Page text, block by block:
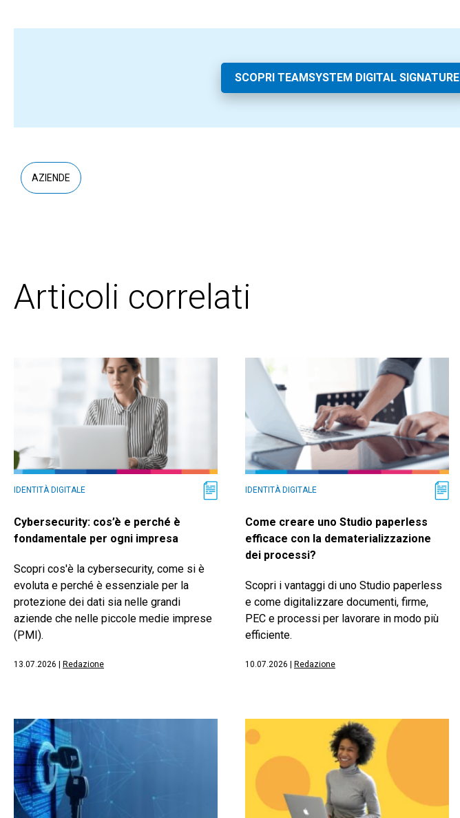
SCOPRI TEAMSYSTEM DIGITAL SIGNATURE
AZIENDE
Articoli correlati
IDENTITÀ DIGITALE
Cybersecurity: cos’è e perché è
fondamentale per ogni impresa
Scopri cos'è la cybersecurity, come si è
evoluta e perché è essenziale per la
protezione dei dati sia nelle grandi
aziende che nelle piccole medie imprese
(PMI).
13.07.2026 Redazione
IDENTITÀ DIGITALE
Come creare uno Studio paperless
efficace con la dematerializzazione
dei processi?
Scopri i vantaggi di uno Studio paperless
e come digitalizzare documenti, firme,
PEC e processi per lavorare in modo più
efficiente.
10.07.2026 Redazione